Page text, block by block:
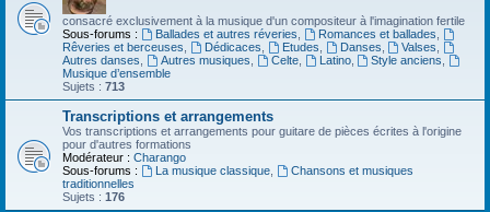
consacré exclusivement à la musique d'un compositeur à l'imagination fertile
Sous-forums :
Ballades et autres réveries Romances et ballades
Rêveries et berceuses
Dédicaces Etudes Danses Valses
Autres danses
Autres musiques Celte, Latino, Style anciens
Musique d’ensemble
Sujets : 713
Transcriptions et arrangements
Vos transcriptions et arrangements pour guitare de pièces écrites à l'origine
pour d'autres formations
Modérateur : Charango
Sous-forums :
La musique classique,
Chansons et musiques
traditionnelles
Sujets : 176